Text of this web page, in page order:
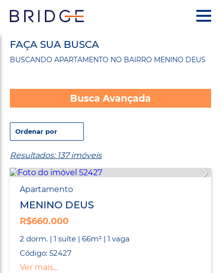
FAÇA SUA BUSCA
BUSCANDO APARTAMENTO NO BAIRRO MENINO DEUS
Busca Avançada
Resultados: 137 imóveis
Apartamento
MENINO DEUS
R$660.000
2 dorm. | 1 suíte | 66m² | 1 vaga
Código: 52427
Ver mais...